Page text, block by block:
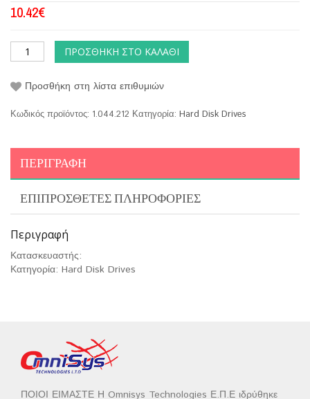
10.42€
ΠΡΟΣΘΉΚΗ ΣΤΟ ΚΑΛΆΘΙ
Προσθήκη στη λίστα επιθυμιών
Κωδικός προϊόντος: 1.044.212 Κατηγορία: Hard Disk Drives
ΠΕΡΙΓΡΑΦΉ
ΕΠΙΠΡΌΣΘΕΤΕΣ ΠΛΗΡΟΦΟΡΊΕΣ
Περιγραφή
Κατασκευαστής:
Κατηγορία: Hard Disk Drives
ΠΟΙΟΙ ΕΙΜΑΣΤΕ Η Omnisys Technologies Ε.Π.Ε ιδρύθηκε